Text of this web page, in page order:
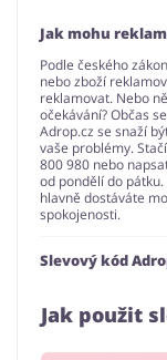
Jak mohu
Podle českého
nebo zboží
reklamovat. Nebo
očekávání? Občas
Adrop.cz se snaží
vaše problémy.
800 980 nebo
od pondělí do
hlavně dostáváte
spokojenosti.
Slevový kód
Jak použit